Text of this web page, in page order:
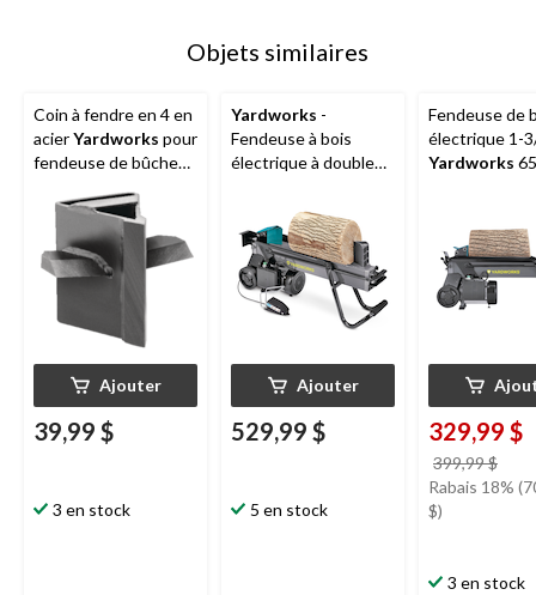
Objets similaires
Coin à fendre en 4 en
acierYardworks pour
fendeuse de bûches
tonnes
Ajouter
39,99 $
3 en stock
Yardworks -
Fendeuse à bois
électrique à double
pédale 65558P-6, 6
tonnes
Ajouter
529,99 $
5 en stock
Fendeuse de
électrique 1-
Yardworks
329,99 $
399,99 $
était
Rabais 18%
$)
3 en stock